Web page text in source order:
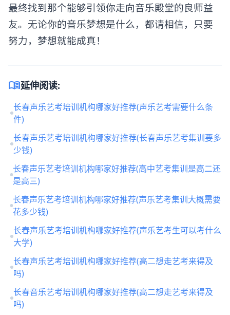
最终找到那个能够引领你走向音乐殿堂的良师益
友。无论你的音乐梦想是什么，都请相信，只要
努力，梦想就能成真！
menu_book延伸阅读:
长春声乐艺考培训机构哪家好推荐(声乐艺考需要什么条
件)
长春声乐艺考培训机构哪家好推荐(长春声乐艺考集训要多
少钱)
长春声乐艺考培训机构哪家好推荐(高中艺考集训是高二还
是高三)
长春声乐艺考培训机构哪家好推荐(声乐艺考集训大概需要
花多少钱)
长春声乐艺考培训机构哪家好推荐(声乐艺考生可以考什么
大学)
长春声乐艺考培训机构哪家好推荐(高二想走艺考来得及
吗)
长春音乐艺考培训机构哪家好推荐(高二想走艺考来得及
吗)